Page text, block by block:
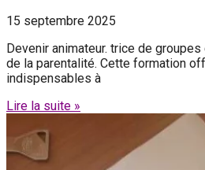
15 septembre 2025
Devenir animateur. trice de
de la parentalité. Cette formation
indispensables à
Lire la suite »